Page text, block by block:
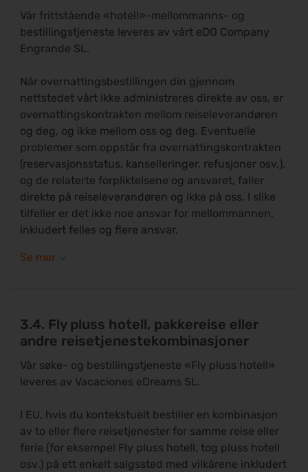
Vår frittstående «hotell»-mellommanns- og
bestillingstjeneste leveres av vårt eDO Company
Engrande SL.
Når overnattingsbestillingen din gjennom
nettstedet vårt ikke administreres direkte av oss, er
overnattingskontrakten mellom reiseleverandøren
og deg, og ikke mellom oss og deg. Eventuelle
problemer som oppstår fra overnattingskontrakten
(reservasjonsstatus, kanselleringer, refusjoner osv.),
og de relaterte forpliktelsene og ansvaret, faller
direkte på reiseleverandøren og ikke på oss. I slike
tilfeller er det ikke noe ansvar for mellommannen,
inkludert felles og flere ansvar.
3.4. Fly pluss hotell, pakkereise eller
andre reisetjenestekombinasjoner
Vår søke- og bestillingstjeneste «Fly pluss hotell»
leveres av Vacaciones eDreams SL.
I EU, hvis du kontekstuelt bestiller en kombinasjon
av to eller flere reisetjenester for samme reise eller
ferie (for eksempel Fly pluss hotell, tog pluss hotell
osv.) på ett enkelt salgssted med vilkårene inkludert